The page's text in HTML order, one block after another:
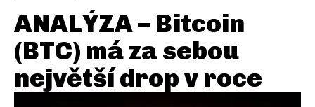
ANALÝZA – Bitcoin
(BTC) má za sebou
největší drop v roce